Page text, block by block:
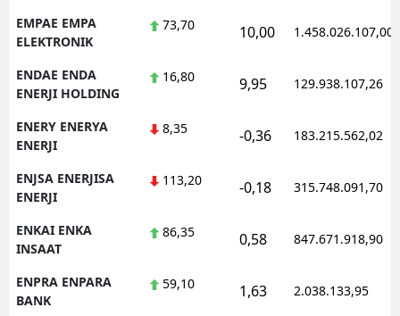
EMPAE EMPA
ELEKTRONIK
73,70 10,00 1.458.026.107,00
ENDAE ENDA
ENERJI HOLDING
16,80 9,95 129.938.107,26
ENERY ENERYA
ENERJI
8,35 -0,36 183.215.562,02
ENJSA ENERJISA
ENERJI
113,20 -0,18 315.748.091,70
ENKAI ENKA
INSAAT
86,35 0,58 847.671.918,90
ENPRA ENPARA
BANK
59,10 1,63 2.038.133,95